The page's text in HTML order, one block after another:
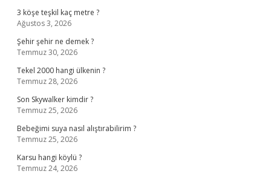
3 köşe teşkil kaç metre ?
Ağustos 3, 2026
Şehir şehir ne demek ?
Temmuz 30, 2026
Tekel 2000 hangi ülkenin ?
Temmuz 28, 2026
Son Skywalker kimdir ?
Temmuz 25, 2026
Bebeğimi suya nasıl alıştırabilirim ?
Temmuz 25, 2026
Karsu hangi köylü ?
Temmuz 24, 2026